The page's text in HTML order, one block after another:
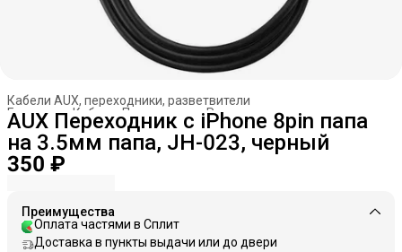
Кабели AUX, переходники, разветвители
Кабели. Переходники. Разветвители
›
Главная ›
AUX Переходник с iPhone 8pin папа
на 3.5мм папа, JH-023, черный
350 ₽
Преимущества
Оплата частями в Сплит
Доставка в пункты выдачи или до двери